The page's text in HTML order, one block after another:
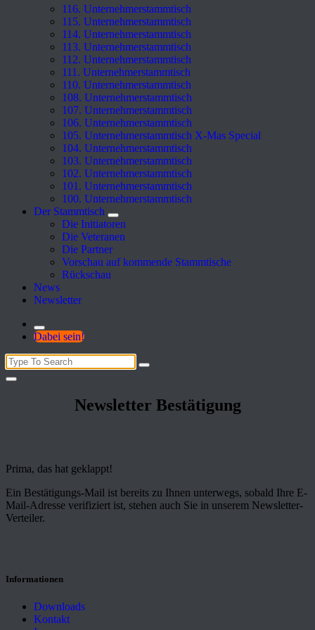
116. Unternehmerstammtisch
115. Unternehmerstammtisch
114. Unternehmerstammtisch
113. Unternehmerstammtisch
112. Unternehmerstammtisch
111. Unternehmerstammtisch
110. Unternehmerstammtisch
108. Unternehmerstammtisch
107. Unternehmerstammtisch
106. Unternehmerstammtisch
105. Unternehmerstammtisch X-Mas Special
104. Unternehmerstammtisch
103. Unternehmerstammtisch
102. Unternehmerstammtisch
101. Unternehmerstammtisch
100. Unternehmerstammtisch
Der Stammtisch
Die Initiatoren
Die Veteranen
Die Partner
Vorschau auf kommende Stammtische
Rückschau
News
Newsletter
Dabei sein!
Search
for:
Newsletter Bestätigung
Prima, das hat geklappt!
Ein Bestätigungs-Mail ist bereits zu Ihnen unterwegs, sobald Ihre E-
Mail-Adresse verifiziert ist, stehen auch Sie in unserem Newsletter-
Verteiler.
Informationen
Downloads
Kontakt